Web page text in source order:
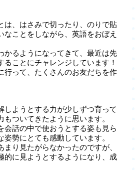
は、はさみで切ったり、のりで貼
なことをしながら、英語をおぼえ
かるようになってきて、最近は先
ることにチャレンジしています！
行って、たくさんのお友だちを作
しようとする力が少しずつ育って
もついてきたように思います。
会話の中で使おうとする姿も見ら
勢にとても感動しています。
まり見たがらなかったのですが、
的に見ようとするようになり、成